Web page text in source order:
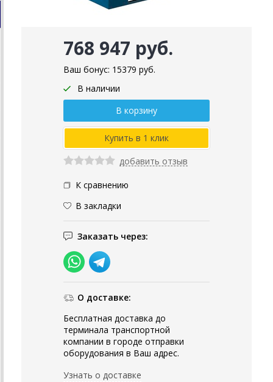
768 947 руб.
Ваш бонус: 15379 руб.
В наличии
добавить отзыв
К сравнению
В закладки
Заказать через:
О доставке:
Бесплатная доставка до
терминала транспортной
компании в городе отправки
оборудования в Ваш адрес.
Узнать о доставке